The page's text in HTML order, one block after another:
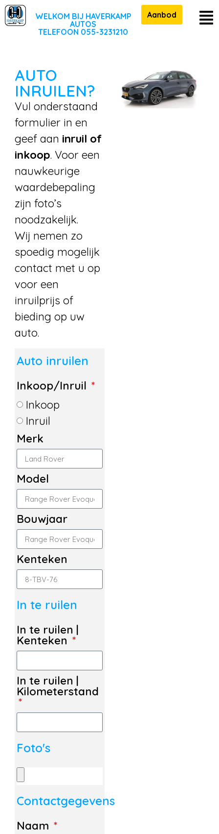
WELKOM BIJ HAVERKAMP
AUTOS
TELEFOON 055-3231210
Aanbod
AUTO
INRUILEN?
Vul onderstaand
formulier in en
geef aan inruil of
inkoop. Voor een
nauwkeurige
waardebepaling
zijn foto’s
noodzakelijk.
Wij nemen zo
spoedig mogelijk
contact met u op
voor een
inruilprijs of
bieding op uw
auto.
Auto inruilen
Inkoop/Inruil
Inkoop
Inruil
Merk
Model
Bouwjaar
Kenteken
In te ruilen
In te ruilen |
Kenteken
In te ruilen |
Kilometerstand
Foto's
Contactgegevens
Naam